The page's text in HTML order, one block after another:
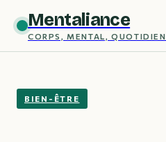
Mentaliance
CORPS, MENTAL, QUOTIDIEN
BIEN-ÊTRE